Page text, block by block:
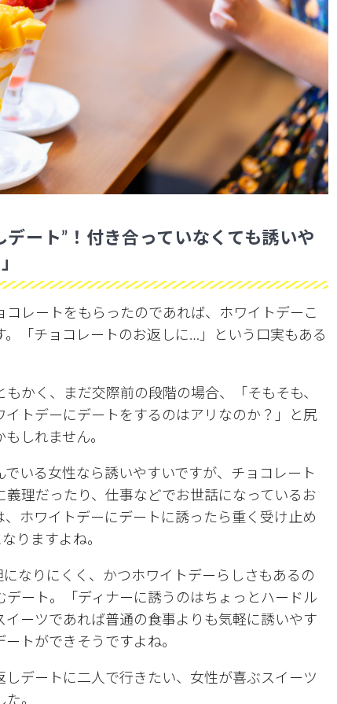
デート”！付き合っていなくても誘いや
コレートをもらったのであれば、ホワイトデーこ
。「チョコレートのお返しに…」という口実もある
もかく、まだ交際前の段階の場合、「そもそも、
イトデーにデートをするのはアリなのか？」と尻
しれません。
いる女性なら誘いやすいですが、チョコレート
義理だったり、仕事などでお世話になっているお
ホワイトデーにデートに誘ったら重く受け止め
りますよね。
なりにくく、かつホワイトデーらしさもあるの
デート。「ディナーに誘うのはちょっとハードル
イーツであれば普通の食事よりも気軽に誘いやす
トができそうですよね。
しデートに二人で行きたい、女性が喜ぶスイーツ
。